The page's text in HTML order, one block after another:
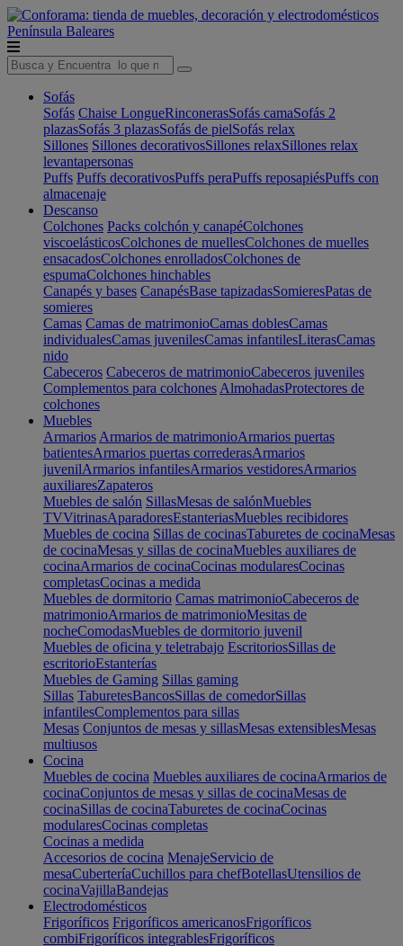
Península Baleares
Sofás
Sofás Chaise LongueRinconerasSofás camaSofás 2
plazasSofás 3 plazasSofás de pielSofás relax
Sillones Sillones decorativosSillones relaxSillones relax
levantapersonas
Puffs Puffs decorativosPuffs peraPuffs reposapiésPuffs con
almacenaje
Descanso
Colchones Packs colchón y canapéColchones
viscoelásticosColchones de muellesColchones de muelles
ensacadosColchones enrolladosColchones de
espumaColchones hinchables
Canapés y bases CanapésBase tapizadasSomieresPatas de
somieres
Camas Camas de matrimonioCamas doblesCamas
individualesCamas juvenilesCamas infantilesLiterasCamas
nido
Cabeceros Cabeceros de matrimonioCabeceros juveniles
Complementos para colchones AlmohadasProtectores de
colchones
Muebles
Armarios Armarios de matrimonioArmarios puertas
batientesArmarios puertas correderasArmarios
juvenilArmarios infantilesArmarios vestidoresArmarios
auxiliaresZapateros
Muebles de salón SillasMesas de salónMuebles
TVVitrinasAparadoresEstanteriasMuebles recibidores
Muebles de cocina Sillas de cocinasTaburetes de cocinaMesas
de cocinaMesas y sillas de cocinaMuebles auxiliares de
cocinaArmarios de cocinaCocinas modularesCocinas
completasCocinas a medida
Muebles de dormitorio Camas matrimonioCabeceros de
matrimonioArmarios de matrimonioMesitas de
nocheComodasMuebles de dormitorio juvenil
Muebles de oficina y teletrabajo EscritoriosSillas de
escritorioEstanterías
Muebles de Gaming Sillas gaming
Sillas TaburetesBancosSillas de comedorSillas
infantilesComplementos para sillas
Mesas Conjuntos de mesas y sillasMesas extensiblesMesas
multiusos
Cocina
Muebles de cocina Muebles auxiliares de cocinaArmarios de
cocinaConjuntos de mesas y sillas de cocinaMesas de
cocinaSillas de cocinaTaburetes de cocinaCocinas
modularesCocinas completas
Cocinas a medida
Accesorios de cocina MenajeServicio de
mesaCuberteríaCuchillos para chefBotellasUtensilios de
cocinaVajillaBandejas
Electrodomésticos
Frigoríficos Frigoríficos americanosFrigoríficos
combiFrigoríficos integrablesFrigoríficos